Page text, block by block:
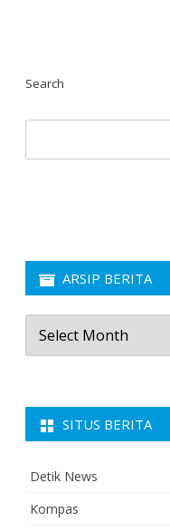
Search
ARSIP BERITA
Arsip
Berita
SITUS BERITA
Detik News
Kompas